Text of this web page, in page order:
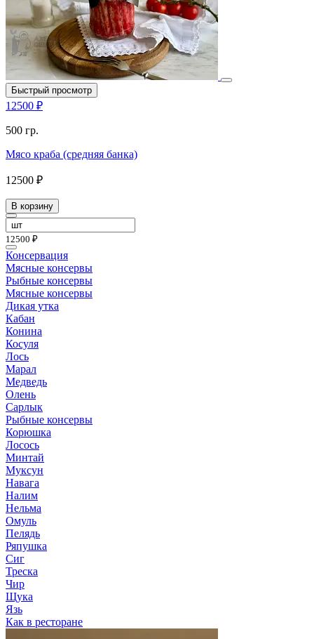
Быстрый просмотр
12500 ₽
500 гр.
Мясо краба (средняя банка)
12500 ₽
В корзину
12500 ₽
Консервация
Мясные консервы
Рыбные консервы
Мясные консервы
Дикая утка
Кабан
Конина
Косуля
Лось
Марал
Медведь
Олень
Сарлык
Рыбные консервы
Корюшка
Лосось
Минтай
Муксун
Навага
Налим
Нельма
Омуль
Пелядь
Ряпушка
Сиг
Треска
Чир
Щука
Язь
Как в ресторане